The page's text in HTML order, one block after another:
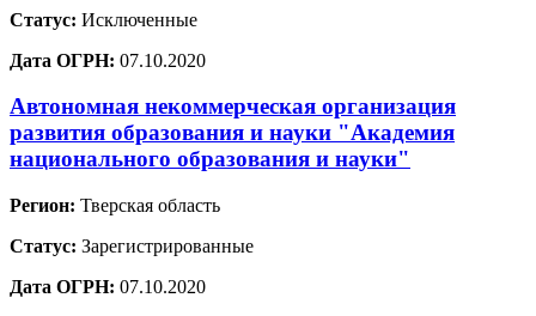
Статус: Исключенные
Дата ОГРН: 07.10.2020
Автономная некоммерческая организация
развития образования и науки "Академия
национального образования и науки"
Регион: Тверская область
Статус: Зарегистрированные
Дата ОГРН: 07.10.2020